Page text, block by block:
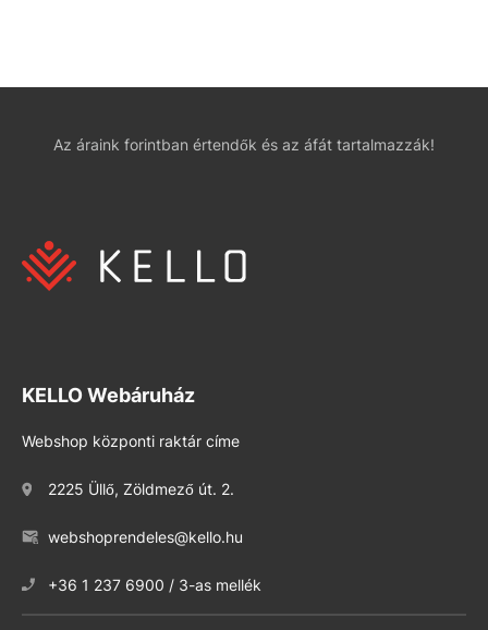
Az áraink forintban értendők és az áfát tartalmazzák!
KELLO Webáruház
Webshop központi raktár címe
2225 Üllő, Zöldmező út. 2.
webshoprendeles@kello.hu
+36 1 237 6900 / 3-as mellék